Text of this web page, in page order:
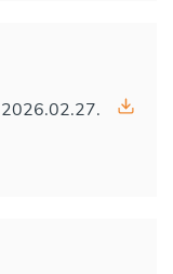
2026.02.27.